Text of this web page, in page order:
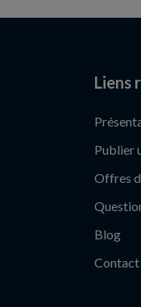
Liens
Publier
Offres
Blog
Contact